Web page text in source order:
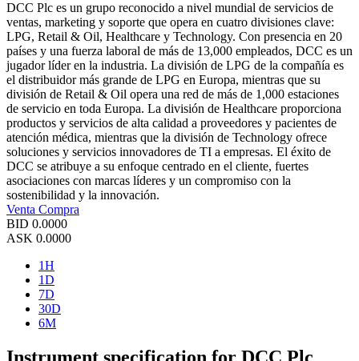
DCC Plc es un grupo reconocido a nivel mundial de servicios de
ventas, marketing y soporte que opera en cuatro divisiones clave:
LPG, Retail & Oil, Healthcare y Technology. Con presencia en 20
países y una fuerza laboral de más de 13,000 empleados, DCC es un
jugador líder en la industria. La división de LPG de la compañía es
el distribuidor más grande de LPG en Europa, mientras que su
división de Retail & Oil opera una red de más de 1,000 estaciones
de servicio en toda Europa. La división de Healthcare proporciona
productos y servicios de alta calidad a proveedores y pacientes de
atención médica, mientras que la división de Technology ofrece
soluciones y servicios innovadores de TI a empresas. El éxito de
DCC se atribuye a su enfoque centrado en el cliente, fuertes
asociaciones con marcas líderes y un compromiso con la
sostenibilidad y la innovación.
Venta Compra
BID 0.0000
ASK 0.0000
1H
1D
7D
30D
6M